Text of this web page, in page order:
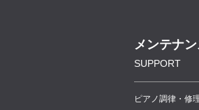
メンテナン
SUPPORT
ピアノ調律・修